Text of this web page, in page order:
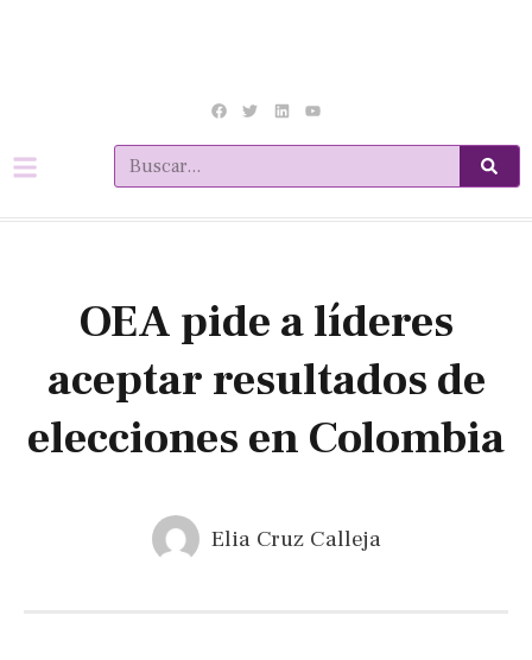
OEA pide a líderes
aceptar resultados de
elecciones en Colombia
Elia Cruz Calleja